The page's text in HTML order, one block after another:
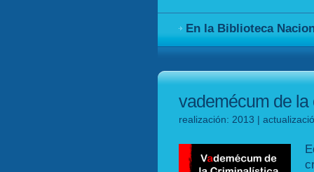
En la Biblioteca
vademécum de la
realización: 2013 |